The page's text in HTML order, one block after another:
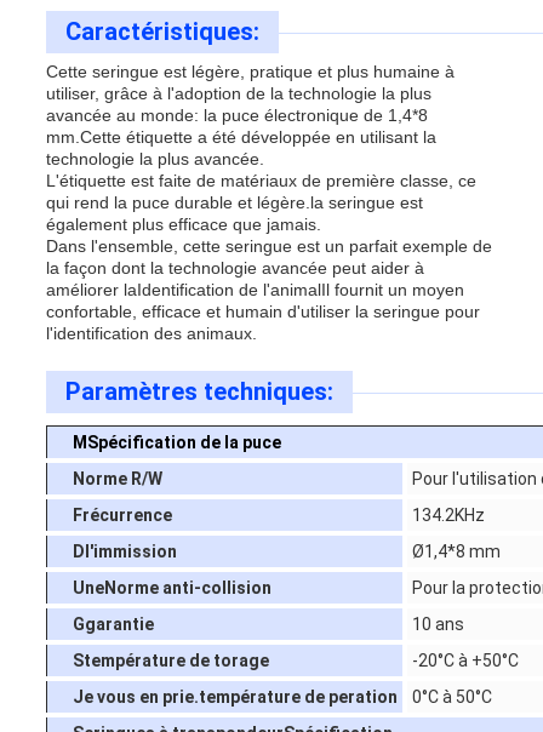
Caractéristiques:
Cette seringue est légère, pratique et plus humaine à
utiliser, grâce à l'adoption de la technologie la plus
avancée au monde: la puce électronique de 1,4*8
mm.Cette étiquette a été développée en utilisant la
technologie la plus avancée.
L'étiquette est faite de matériaux de première classe, ce
qui rend la puce durable et légère.la seringue est
également plus efficace que jamais.
Dans l'ensemble, cette seringue est un parfait exemple de
la façon dont la technologie avancée peut aider à
améliorer laIdentification de l'animalIl fournit un moyen
confortable, efficace et humain d'utiliser la seringue pour
l'identification des animaux.
Paramètres techniques:
M Spécification de la puce
Norme R/W
Pour l'utilisation
Frécurrence
134.2KHz
D l'immission
Ø1,4*8 mm
UneNorme anti-collision
Pour la
Ggarantie
10 ans
Stempérature de torage
-20°C à +50°C
Je vous en prie.température de peration
0°C à 50°C